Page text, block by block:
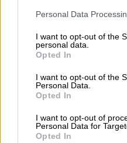
Please note that this
not limited to your visit or
grant or deny consent to
use your data for below
consent section.
Personal Data
I want to opt-out of the
personal data.
Opted In
I want to opt-out of the
Personal Data.
Opted In
I want to opt-out of
Personal Data for
Opted In
kustannuksiltaan
Yritystilin avulla
pysyy hallinnassa,
erillinen yritystili on
jokaiselle yrittäjälle
pankkitili on usein
kohti